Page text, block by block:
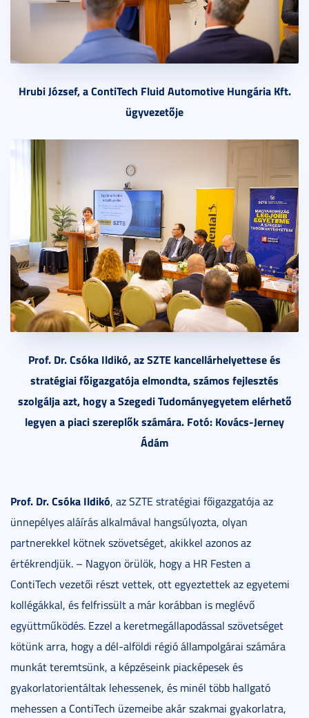
Hrubi József, a ContiTech Fluid Automotive Hungária Kft.
ügyvezetője
Prof. Dr. Csóka Ildikó, az SZTE kancellárhelyettese és
stratégiai főigazgatója elmondta, számos fejlesztés
szolgálja azt, hogy a Szegedi Tudományegyetem elérhető
legyen a piaci szereplők számára. Fotó: Kovács-Jerney
Ádám
Prof. Dr. Csóka Ildikó, az SZTE stratégiai főigazgatója az
ünnepélyes aláírás alkalmával hangsúlyozta, olyan
partnerekkel kötnek szövetséget, akikkel azonos az
értékrendjük. – Nagyon örülök, hogy a HR Festen a
ContiTech vezetői részt vettek, ott egyeztettek az egyetemi
kollégákkal, és felfrissült a már korábban is meglévő
együttműködés. Ezzel a keretmegállapodással szövetséget
kötünk arra, hogy a dél-alföldi régió állampolgárai számára
munkát teremtsünk, a képzéseink piacképesek és
gyakorlatorientáltak lehessenek, és minél több hallgató
mehessen a ContiTech üzemeibe akár szakmai gyakorlatra,